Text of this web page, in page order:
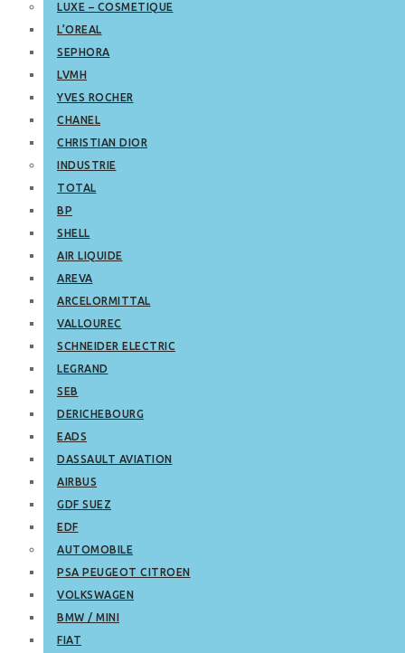
LUXE – COSMETIQUE
L’OREAL
SEPHORA
LVMH
YVES ROCHER
CHANEL
CHRISTIAN DIOR
INDUSTRIE
TOTAL
BP
SHELL
AIR LIQUIDE
AREVA
ARCELORMITTAL
VALLOUREC
SCHNEIDER ELECTRIC
LEGRAND
SEB
DERICHEBOURG
EADS
DASSAULT AVIATION
AIRBUS
GDF SUEZ
EDF
AUTOMOBILE
PSA PEUGEOT CITROEN
VOLKSWAGEN
BMW / MINI
FIAT